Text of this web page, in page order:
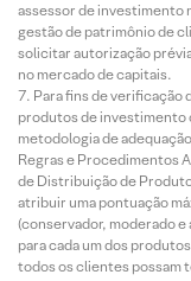
assessor de investimento
gestão de patrimônio de
solicitar autorização
no mercado de capitais.
Para fins de verificação
produtos de investimento
metodologia de
Regras e Procedimentos
de Distribuição de
atribuir uma pontuação
(conservador, moderado
para cada um dos
todos os clientes possam